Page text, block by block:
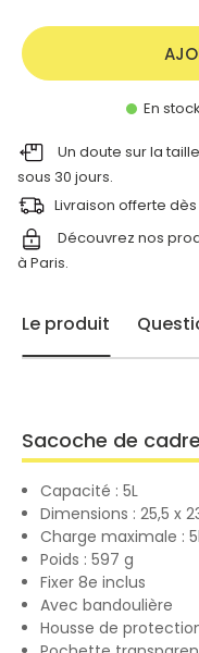
En
Un doute sur la
sous 30 jours.
Livraison offerte
Découvrez nos
à Paris.
Le produit
Sacoche de
Capacité : 5L
Dimensions : 25,5 x
Charge maximale :
Poids : 597 g
Fixer 8e inclus
Avec bandoulière
Housse de